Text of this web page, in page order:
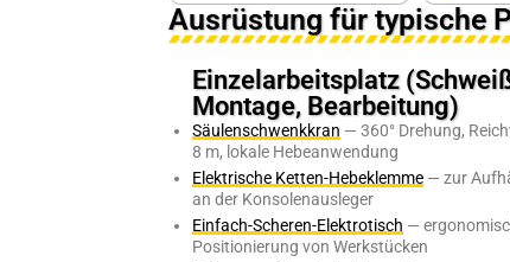
Ausrüstung für typische
Einzelarbeitsplatz
Montage, Bearbeitung)
Säulenschwenkkran — 360° Drehung,
8 m, lokale Hebeanwendung
Elektrische Ketten-Hebeklemme — zur
an der Konsolenausleger
Einfach-Scheren-Elektrotisch —
Positionierung von Werkstücken